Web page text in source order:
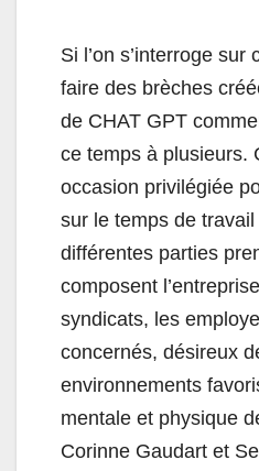
Si l’on s’interroge sur
faire des brèches
de CHAT GPT
ce temps à plusieurs.
occasion privilégiée
sur le temps de
différentes parties
composent
syndicats, les
concernés, désireux
environnements
mentale et physique
Corinne Gaudart et